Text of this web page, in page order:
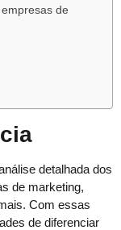
de
detalhada dos
de marketing,
Com essas
de diferenciar